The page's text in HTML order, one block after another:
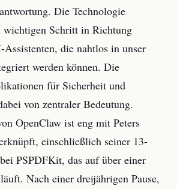
Die Technologie
wichtigen Schritt in Richtung
die nahtlos in unser
werden können. Die
für Sicherheit und
von zentraler Bedeutung.
OpenClaw ist eng mit Peters
einschließlich seiner 13-
PSPDFKit, das auf über einer
Nach einer dreijährigen Pause,